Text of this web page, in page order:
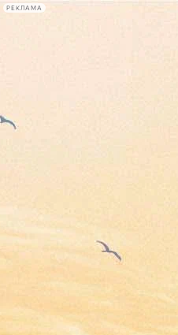
РЕКЛАМА
лекции
книги